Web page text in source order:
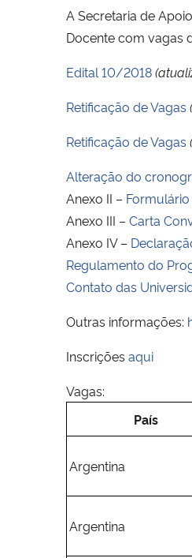
A Secretaria de
Docente com vagas
Edital 10/2018
Retificação de Vagas
Retificação de Vagas
Alteração do
Anexo II – Formulário
Anexo III – Carta
Anexo IV –
Regulamento do
Contato das
Outras informações:
Inscrições aqui
Vagas:
País
Argentina
Argentina